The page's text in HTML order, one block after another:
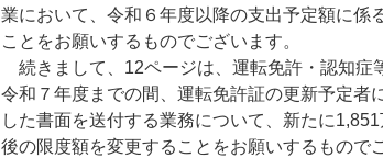
業において、令和６年度以降の支出予定額に係
ことをお願いするものでございます。
続きまして、12ページは、運転免許・認知症
令和７年度までの間、運転免許証の更新予定者
した書面を送付する業務について、新たに
後の限度額を変更することをお願いするもので